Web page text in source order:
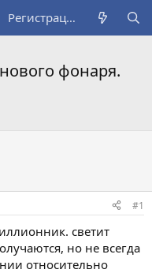
Регистрация
фонаря.
#1
светит
но не всегда
относительно